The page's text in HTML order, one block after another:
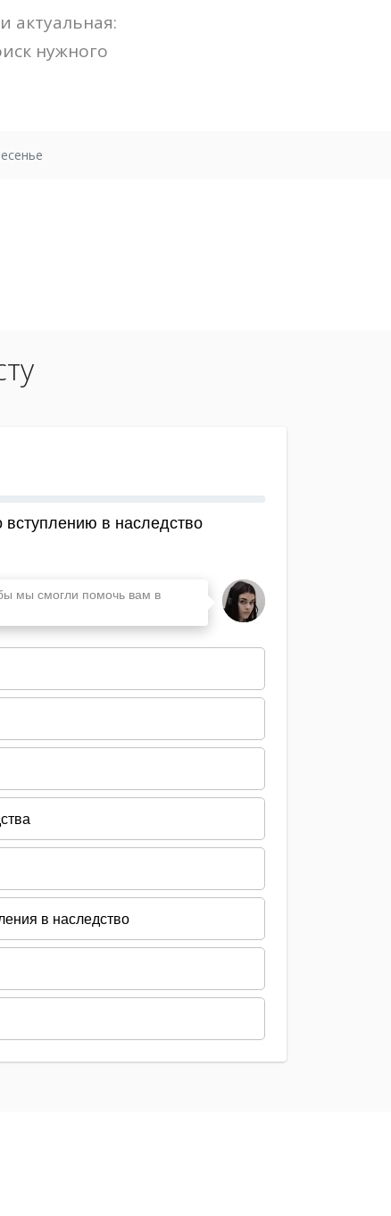
актуальная:
нужного